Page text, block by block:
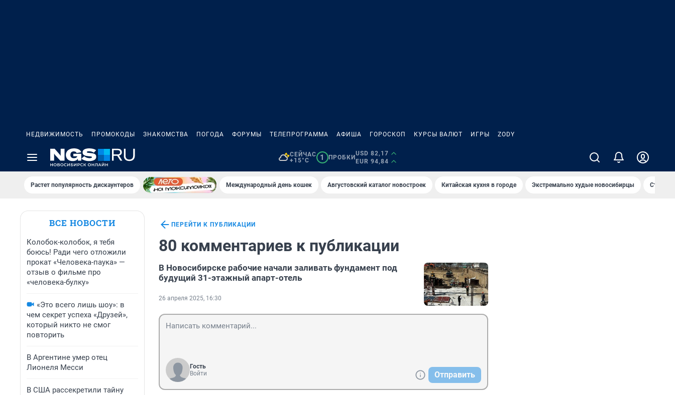
НЕДВИЖИМОСТЬ ПРОМОКОДЫ ЗНАКОМСТВА ПОГОДА ФОРУМЫ ТЕЛЕПРОГРАММА АФИША ГОРОСКОП КУРСЫ ВАЛЮТ ИГРЫ ZODY
СЕЙЧАС
+15°C
1 ПРОБКИ
USD 82,17
EUR 94,84
Растет популярность дискаунтеров Международный день кошек Августовский каталог новостроек Китайская кухня в городе Экстремально худые новосибирцы Старт
ВСЕ НОВОСТИ
Колобок-колобок, я тебя
боюсь! Ради чего отложили
прокат «Человека-паука» —
отзыв о фильме про
«человека-булку»
«Это всего лишь шоу»: в
чем секрет успеха «Друзей»,
который никто не смог
повторить
В Аргентине умер отец
Лионеля Месси
В США рассекретили тайну
ПЕРЕЙТИ К ПУБЛИКАЦИИ
80 комментариев к публикации
В Новосибирске рабочие начали заливать фундамент под
будущий 31-этажный апарт-отель
26 апреля 2025, 16:30
Гость
Войти
Отправить